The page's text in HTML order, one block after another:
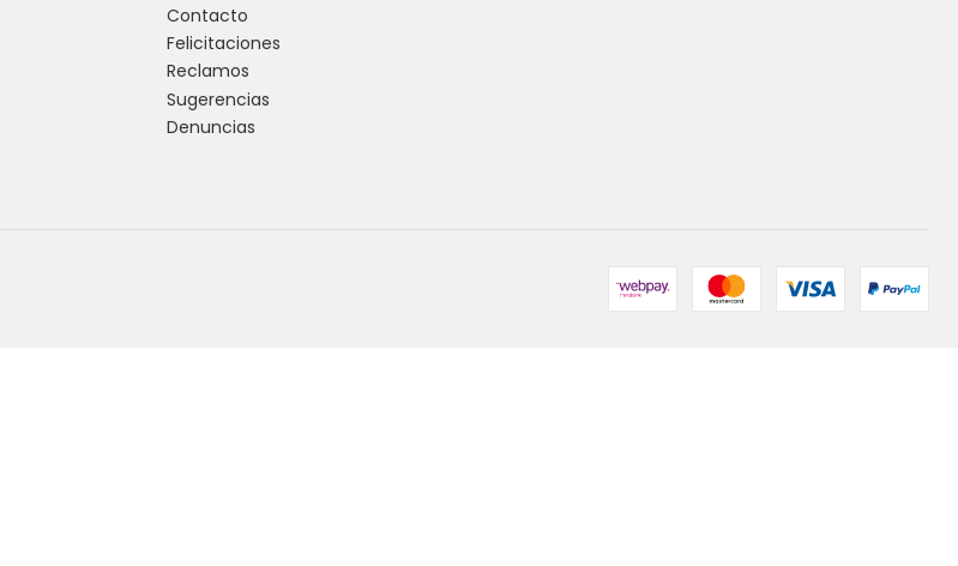
Contacto
Felicitaciones
Reclamos
Sugerencias
Denuncias